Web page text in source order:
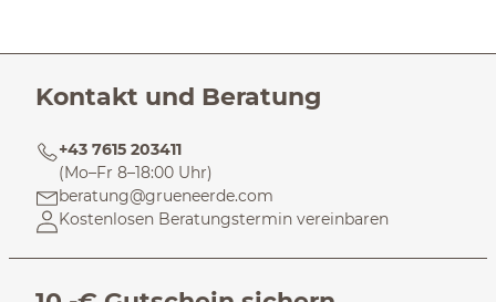
Kontakt und Beratung
+43 7615 203411
(Mo–Fr 8–18:00 Uhr)
beratung@grueneerde.com
Kostenlosen Beratungstermin vereinbaren